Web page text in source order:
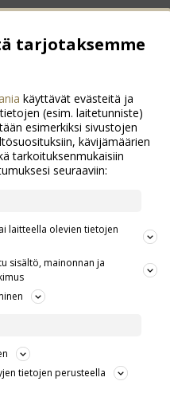
tarjotaksemme
käyttävät evästeitä ja
(esim. laitetunniste)
esimerkiksi sivustojen
kävijämäärien
tarkoituksenmukaisiin
seuraaviin:
laitteella olevien tietojen
sisältö, mainonnan ja
tietojen perusteella